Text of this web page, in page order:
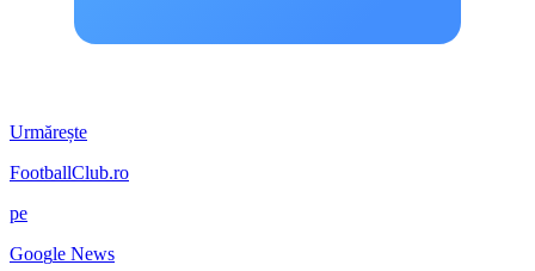
Urmărește
FootballClub.ro
pe
Google News